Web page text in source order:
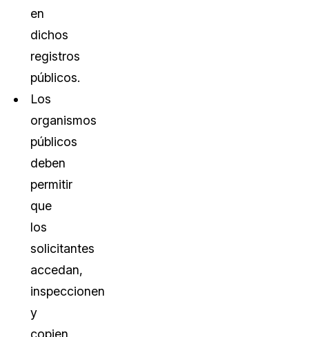
en
dichos
registros
públicos.
Los
organismos
públicos
deben
permitir
que
los
solicitantes
accedan,
inspeccionen
y
copien